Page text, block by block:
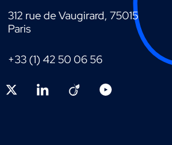
312 rue de Vaugirard, 75015
Paris
+33 (1) 42 50 06 56